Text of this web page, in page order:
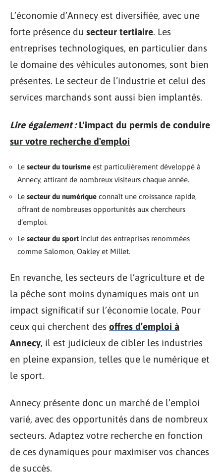
L’économie d’Annecy est diversifiée, avec une
forte présence du secteur tertiaire. Les
entreprises technologiques, en particulier dans
le domaine des véhicules autonomes, sont bien
présentes. Le secteur de l’industrie et celui des
services marchands sont aussi bien implantés.
Lire également : L'impact du permis de conduire
sur votre recherche d'emploi
Le secteur du tourisme est particulièrement développé à
Annecy, attirant de nombreux visiteurs chaque année.
Le secteur du numérique connaît une croissance rapide,
offrant de nombreuses opportunités aux chercheurs
d’emploi.
Le secteur du sport inclut des entreprises renommées
comme Salomon, Oakley et Millet.
En revanche, les secteurs de l’agriculture et de
la pêche sont moins dynamiques mais ont un
impact significatif sur l’économie locale. Pour
ceux qui cherchent des offres d’emploi à
Annecy, il est judicieux de cibler les industries
en pleine expansion, telles que le numérique et
le sport.
Annecy présente donc un marché de l’emploi
varié, avec des opportunités dans de nombreux
secteurs. Adaptez votre recherche en fonction
de ces dynamiques pour maximiser vos chances
de succès.